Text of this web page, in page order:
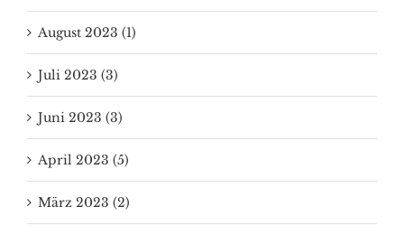
August 2023 (1)
Juli 2023 (3)
Juni 2023 (3)
April 2023 (5)
März 2023 (2)